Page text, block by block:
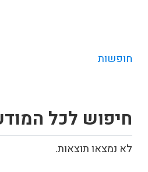
חופשות
חיפוש לכל
לא נמצאו תוצאות.